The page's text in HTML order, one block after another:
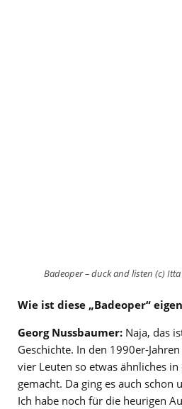
Badeoper – duck and listen (c) Itta
Wie ist diese „Badeoper“
Georg Nussbaumer: Naja, das
Geschichte. In den 1990er-
vier Leuten so etwas ähnliches
gemacht. Da ging es auch schon
Ich habe noch für die heurigen